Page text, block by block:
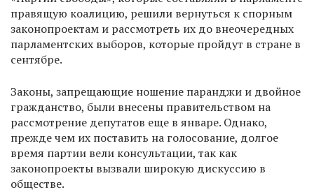
правящую коалицию, решили вернуться к спорным
законопроектам и рассмотреть их до внеочередных
парламентских выборов, которые пройдут в стране в
сентябре.
Законы, запрещающие ношение паранджи и двойное
гражданство, были внесены правительством на
рассмотрение депутатов еще в январе. Однако,
прежде чем их поставить на голосование, долгое
время партии вели консультации, так как
законопроекты вызвали широкую дискуссию в
обществе.